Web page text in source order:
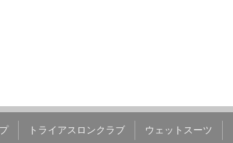
トライアスロンクラブ ウェットスーツ